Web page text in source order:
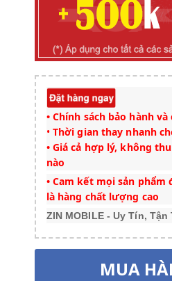
• Chính sách bảo hành
• Thời gian thay nhanh
• Giá cả hợp lý, không
nào
• Cam kết mọi sản phẩm
là hàng chất lượng cao
ZIN MOBILE - Uy Tín,
MUA